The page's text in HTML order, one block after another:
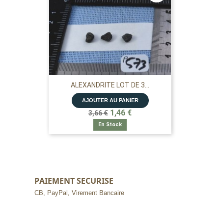
ALEXANDRITE LOT DE 3...
AJOUTER AU PANIER
3,66 € 1,46 €
En Stock
PAIEMENT SECURISE
CB, PayPal, Virement Bancaire